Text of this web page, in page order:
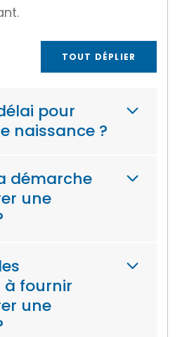
TOUT DÉPLIER
pour
naissance ?
démarche
une
fournir
une